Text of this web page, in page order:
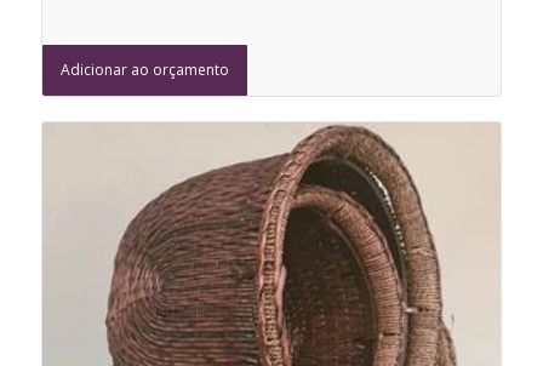
Adicionar ao orçamento